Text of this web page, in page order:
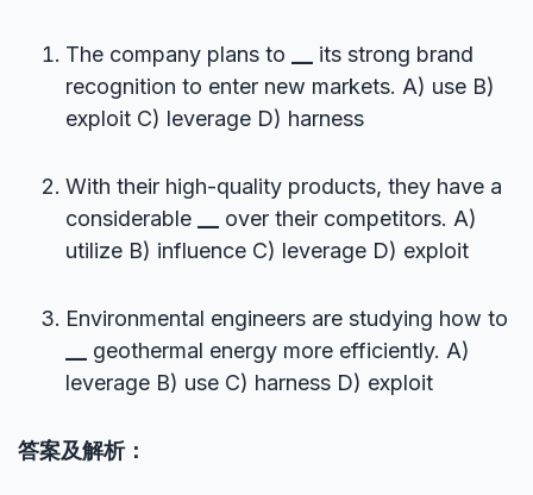
The company plans to
its strong brand
recognition to enter new markets. A) use B)
exploit C) leverage D) harness
With their high-quality products, they have a
considerable
over their competitors. A)
utilize B) influence C) leverage D) exploit
Environmental engineers are studying how to
geothermal energy more efficiently. A)
leverage B) use C) harness D) exploit
答案及解析：